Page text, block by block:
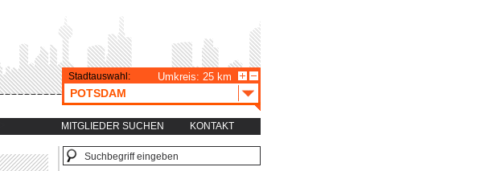
MITGLIEDER SUCHEN KONTAKT
Stadtauswahl: Umkreis: 25 km
POTSDAM